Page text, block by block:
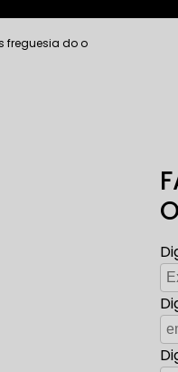
freguesia do o